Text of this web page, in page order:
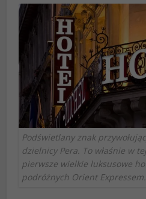
Podświetlany znak
dzielnicy Pera. To właśnie w
pierwsze wielkie luksusowe
podróżnych Orient Expressem.